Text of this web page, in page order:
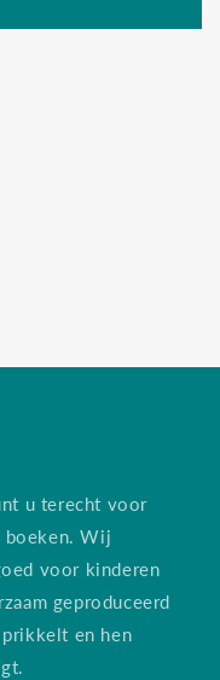
u terecht voor
boeken. Wij
voor kinderen
geproduceerd
en hen